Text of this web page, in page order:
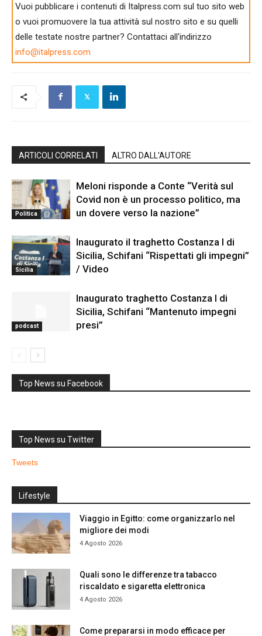
Vuoi pubblicare i contenuti di Italpress.com sul tuo sito web
o vuoi promuovere la tua attività sul nostro sito e su quelli
delle testate nostre partner? Contattaci all'indirizzo
info@italpress.com
ARTICOLI CORRELATI ALTRO DALL'AUTORE
Politica
Meloni risponde a Conte “Verità sul
Covid non è un processo politico, ma
un dovere verso la nazione”
Sicilia
Inaugurato il traghetto Costanza I di
Sicilia, Schifani “Rispettati gli impegni”
/ Video
podcast
Inaugurato traghetto Costanza I di
Sicilia, Schifani “Mantenuto impegni
presi”
Top News su Facebook
Top News su Twitter
Tweets
Lifestyle
Viaggio in Egitto: come organizzarlo nel
migliore dei modi
4 Agosto 2026
Quali sono le differenze tra tabacco
riscaldato e sigaretta elettronica
4 Agosto 2026
Come prepararsi in modo efficace per